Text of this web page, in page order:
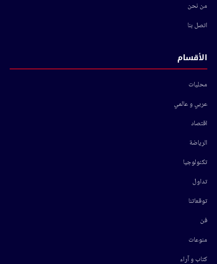
من نحن
اتصل بنا
الأقسام
محليات
عربي و عالمي
اقتصاد
الرياضة
تكنولوجيا
تداول
توقعاتنا
فن
منوعات
كتاب و آراء